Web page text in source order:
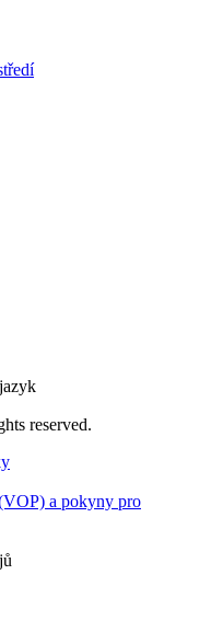
reserved.
a pokyny pro